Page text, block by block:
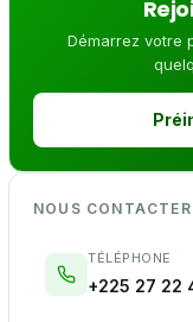
Démarrez votre
NOUS CONTACTER
TÉLÉPHONE
+225 27 22